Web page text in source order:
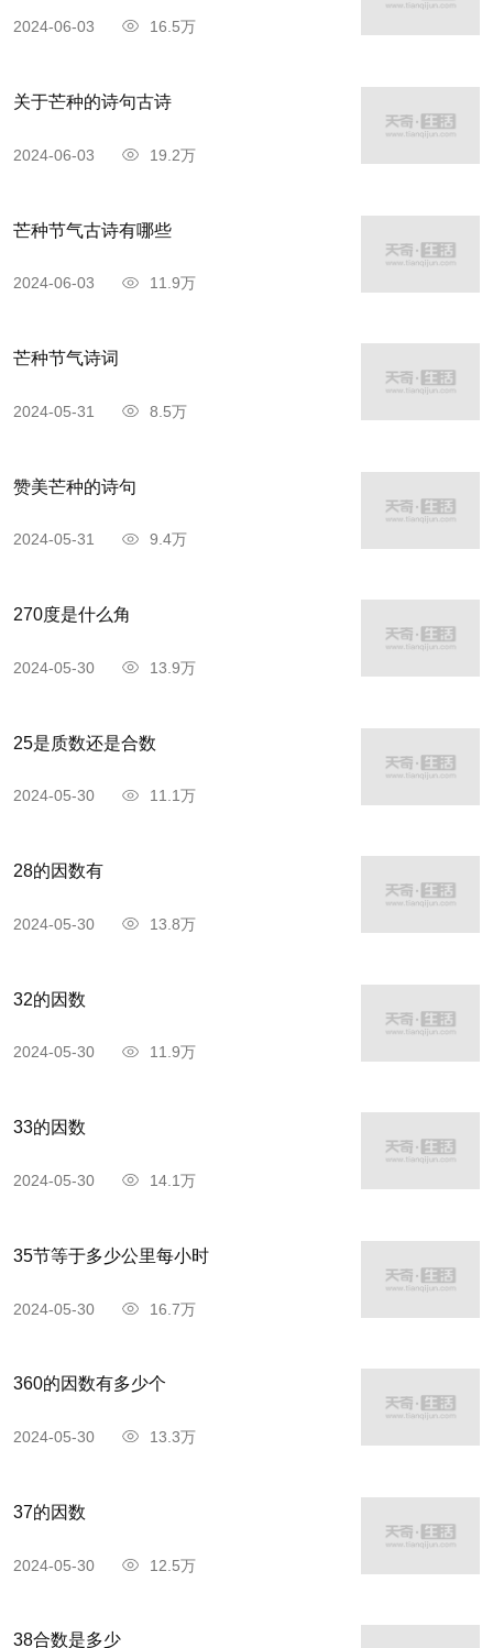
不求富贵.惟愿夫妇相守长久，意愿虽强而所求不
在具体描写上。本词不但通过人物的语言来抒
情，而且通过相应的具体环境描写来烘托人物的思
美的意境，对于爱情的抒写是极有力的烘托。
整首词采用妇人口吻，语言清新明丽，语浅情
深得民歌精髓，化平凡为神奇，艺术效果奇妙。
这是一首年轻女子向她的郎君祝酒陈愿的词，
具体创作年代不详。
《长命女·春日宴》作者介绍
冯延巳(903--960)，一名延嗣，字正中，广陵
时做过宰相。他的词意深辞丽、清奇飘逸，“开北宋
一代风气静(王国维《人间词话》)。有词集《阳春
2024-06-03 16.5万
关于芒种的诗句古诗
2024-06-03 19.2万
芒种节气古诗有哪些
2024-06-03 11.9万
芒种节气诗词
2024-05-31 8.5万
赞美芒种的诗句
2024-05-31 9.4万
270度是什么角
2024-05-30 13.9万
25是质数还是合数
2024-05-30 11.1万
28的因数有
2024-05-30 13.8万
32的因数
2024-05-30 11.9万
33的因数
2024-05-30 14.1万
35节等于多少公里每小时
2024-05-30 16.7万
360的因数有多少个
2024-05-30 13.3万
37的因数
2024-05-30 12.5万
38合数是多少